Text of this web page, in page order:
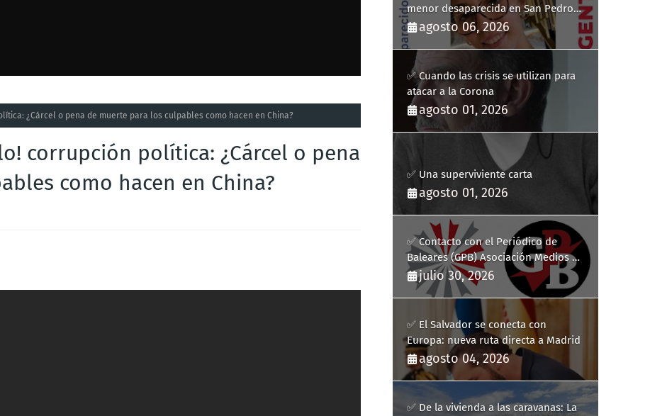
¿Cárcel o pena de muerte para los culpables como hacen en China?
corrupción política: ¿Cárcel o pena
como hacen en China?
menor desaparecida en San Pedro
del Pinatar
agosto 06, 2026
✅ Cuando las crisis se utilizan para
atacar a la Corona
agosto 01, 2026
✅ Una superviviente carta
agosto 01, 2026
✅ Contacto con el Periódico de
Baleares (GPB) Asociación Medios de
Comunicación Digitales
julio 30, 2026
✅ El Salvador se conecta con
Europa: nueva ruta directa a Madrid
agosto 04, 2026
✅ De la vivienda a las caravanas: La